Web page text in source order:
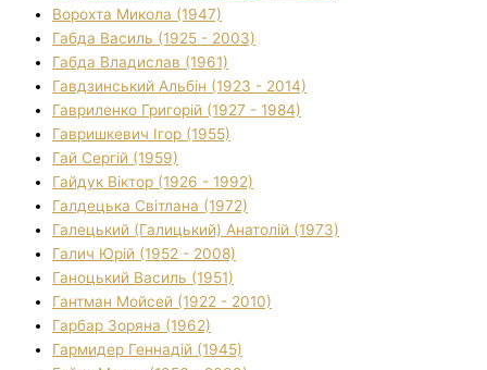
Ворохта Микола (1947)
Габда Василь (1925 - 2003)
Габда Владислав (1961)
Гавдзинський Альбін (1923 - 2014)
Гавриленко Григорій (1927 - 1984)
Гавришкевич Ігор (1955)
Гай Сергій (1959)
Гайдук Віктор (1926 - 1992)
Галдецька Світлана (1972)
Галецький (Галицький) Анатолій (1973)
Галич Юрій (1952 - 2008)
Ганоцький Василь (1951)
Гантман Мойсей (1922 - 2010)
Гарбар Зоряна (1962)
Гармидер Геннадій (1945)